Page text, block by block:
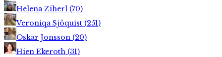
Helena Ziherl (70)
Veroniqa Sjöquist (251)
Oskar Jonsson (20)
Hien Ekeroth (31)